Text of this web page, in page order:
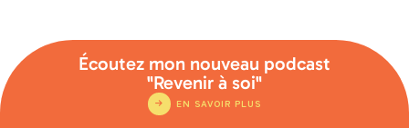
Écoutez mon nouveau podcast
"Revenir à soi"
EN SAVOIR PLUS